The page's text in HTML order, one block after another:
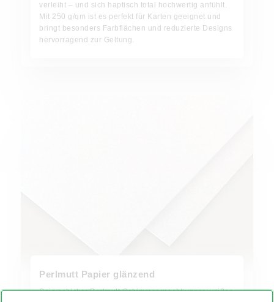
verleiht – und sich haptisch total hochwertig anfühlt.
Mit 250 g/qm ist es perfekt für Karten geeignet und
bringt besonders Farbflächen und reduzierte Designs
hervorragend zur Geltung.
Perlmutt Papier glänzend
Sein schicker Perlmutt-Schimmer macht unser weißes